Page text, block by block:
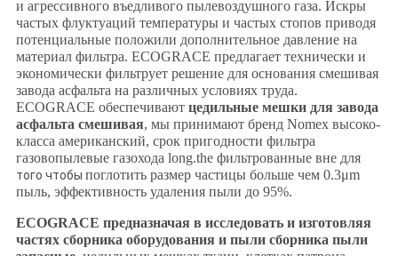
и агрессивного въедливого пылевоздушного газа. Искры
частых флуктуаций температуры и частых стопов приводя
потенциальные положили дополнительное давление на
материал фильтра. ECOGRACE предлагает технически и
экономически фильтрует решение для основания смешивая
завода асфальта на различных условиях труда.
ECOGRACE обеспечивают цедильные мешки для завода
асфальта смешивая, мы принимают бренд Nomex высоко-
класса американский, срок пригодности фильтра
газовопылевые газохода long.the фильтрованные вне для
того чтобы поглотить размер частицы больше чем 0.3μm
пыль, эффективность удаления пыли до 95%.
ECOGRACE предназначая в исследовать и изготовляя
частях сборника оборудования и пыли сборника пыли